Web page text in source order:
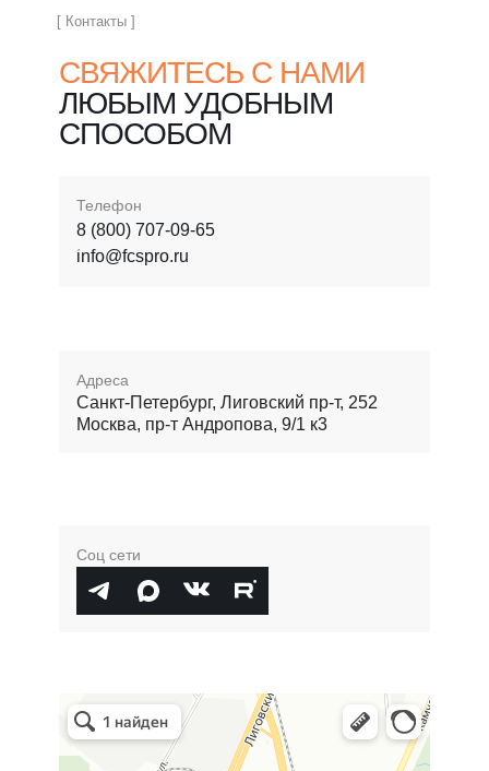
Соц сети
Адреса
Санкт-Петербург, Лиговский пр-т, 252
Москва, пр-т Андропова, 9/1 к3
Телефон
8 (800) 707-09-65
info@fcspro.ru
СВЯЖИТЕСЬ С НАМИ
ЛЮБЫМ УДОБНЫМ
СПОСОБОМ
[ Контакты ]